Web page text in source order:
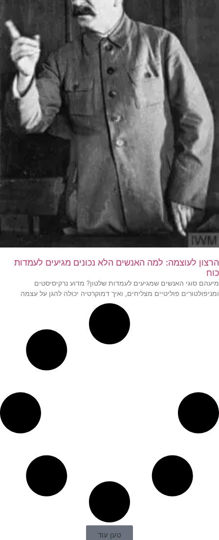
הרצון לעוצמה: למה האנשים הלא נכונים מגיעים לעמדות
כוח
מיעהם סוגי האנשים שמגיעים לעמדות שלטון? מדוע נרקיסיסטים
ומניפולטורים פוליטיים מצליחים, ואיך דמוקרטיה יכולה להגן על עצמה
טען עוד